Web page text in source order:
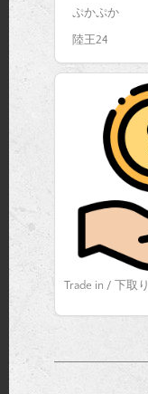
ぷかぷか
陸王24
Trade in / 下取り